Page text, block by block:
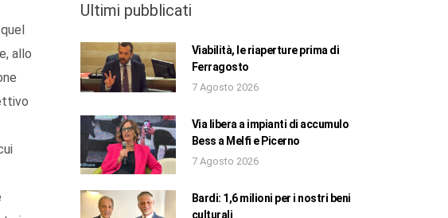
allo
Ultimi pubblicati
Viabilità, le riaperture prima di
Ferragosto
7 Agosto 2026
Via libera a impianti di accumulo
Bess a Melfi e Picerno
7 Agosto 2026
Bardi: 1,6 milioni per i nostri beni
culturali